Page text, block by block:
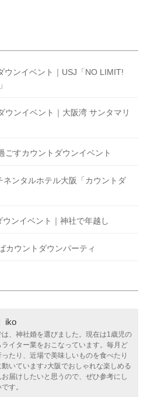
ウンイベント｜USJ「NO LIMIT!
ウンイベント｜大阪湾 サンタマリ
ごすカウントダウンイベント
ネンタルホテル大阪「カウントダ
ンイベント｜神社で年越し
カウントダウンパーティ
iko
は、神社婚を選びました。現在は1歳児の
イター業をおこなっています。毎月ど
ったり、近場で美味しいものを食べたり
動いています♪大阪でおしゃれな楽しめる
届けしたいと思うので、ぜひ参考にし
す。